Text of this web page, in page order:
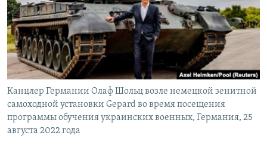
ПОБЕДИТЕЛЕЙ НЕ СУДЯТ?
КРЫМ.НЕПОКОРЕННЫЙ
ELIFBE
УКРАИНСКАЯ ПРОБЛЕМА КРЫМА
ПРИСОЕДИНЯЙТЕСЬ!
Все сайты RFE/RL
Канцлер Германии Олаф Шольц возле немецкой зенитной
самоходной установки Gepard во время посещения
программы обучения украинских военных, Германия, 25
августа 2022 года